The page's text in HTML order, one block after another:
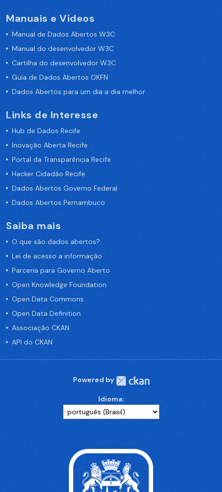
Manuais e Vídeos
Manual de Dados Abertos W3C
Manual do desenvolvedor W3C
Cartilha do desenvolvedor W3C
Guia de Dados Abertos OKFN
Dados Abertos para um dia a dia melhor
Links de Interesse
Hub de Dados Recife
Inovação Aberta Recife
Portal da Transparência Recife
Hacker Cidadão Recife
Dados Abertos Governo Federal
Dados Abertos Pernambuco
Saiba mais
O que são dados abertos?
Lei de acesso a informação
Parceria para Governo Aberto
Open Knowledge Foundation
Open Data Commons
Open Data Definition
Associação CKAN
API do CKAN
Powered by
Idioma